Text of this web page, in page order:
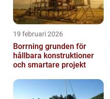
19 februari 2026
Borrning grunden för
hållbara konstruktioner
och smartare projekt